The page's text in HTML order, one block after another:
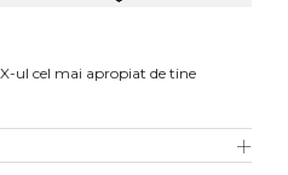
ul cel mai apropiat de tine